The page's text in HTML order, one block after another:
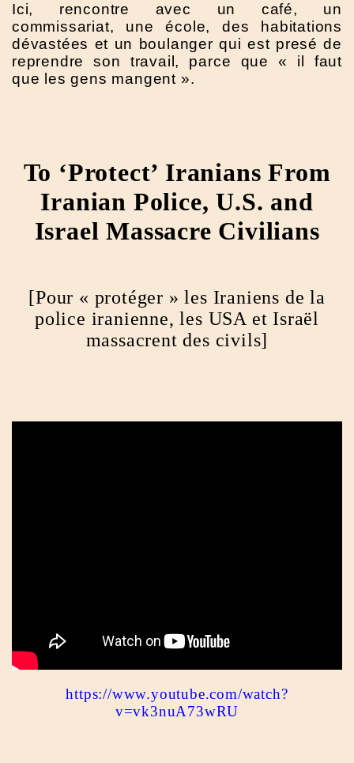
Ici, rencontre avec un café, un
commissariat, une école, des habitations
dévastées et un boulanger qui est presé de
reprendre son travail, parce que « il faut
que les gens mangent ».
To ‘Protect’ Iranians From
Iranian Police, U.S. and
Israel Massacre Civilians
[Pour « protéger » les Iraniens de la
police iranienne, les USA et Israël
massacrent des civils]
https://www.youtube.com/watch?
v=vk3nuA73wRU